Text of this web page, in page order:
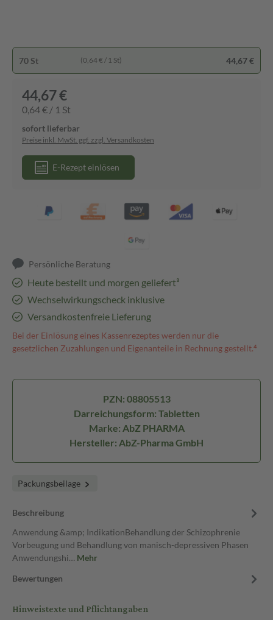
70 St (0,64 € / 1 St) 44,67 €
44,67 €
0,64 € / 1 St
sofort lieferbar
Preise inkl. MwSt. ggf. zzgl. Versandkosten
E-Rezept einlösen
Persönliche Beratung
Heute bestellt und morgen geliefert³
Wechselwirkungscheck inklusive
Versandkostenfreie Lieferung
Bei der Einlösung eines Kassenrezeptes werden nur die
gesetzlichen Zuzahlungen und Eigenanteile in Rechnung gestellt.⁴
PZN: 08805513
Darreichungsform: Tabletten
Marke: AbZ PHARMA
Hersteller: AbZ-Pharma GmbH
Packungsbeilage
Beschreibung
Anwendung &amp; IndikationBehandlung der Schizophrenie
Vorbeugung und Behandlung von manisch-depressiven Phasen
Anwendungshi… Mehr
Bewertungen
Hinweistexte und Pflichtangaben